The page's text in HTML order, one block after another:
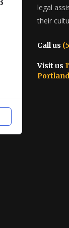
legal
their
Call us
Visit us